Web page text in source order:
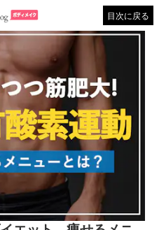
目次に戻る